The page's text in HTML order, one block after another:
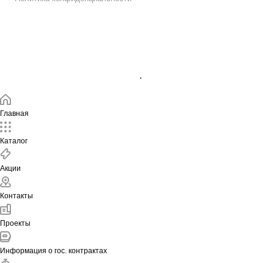
.
Главная
Каталог
Акции
Контакты
Проекты
Информация о гос. контрактах